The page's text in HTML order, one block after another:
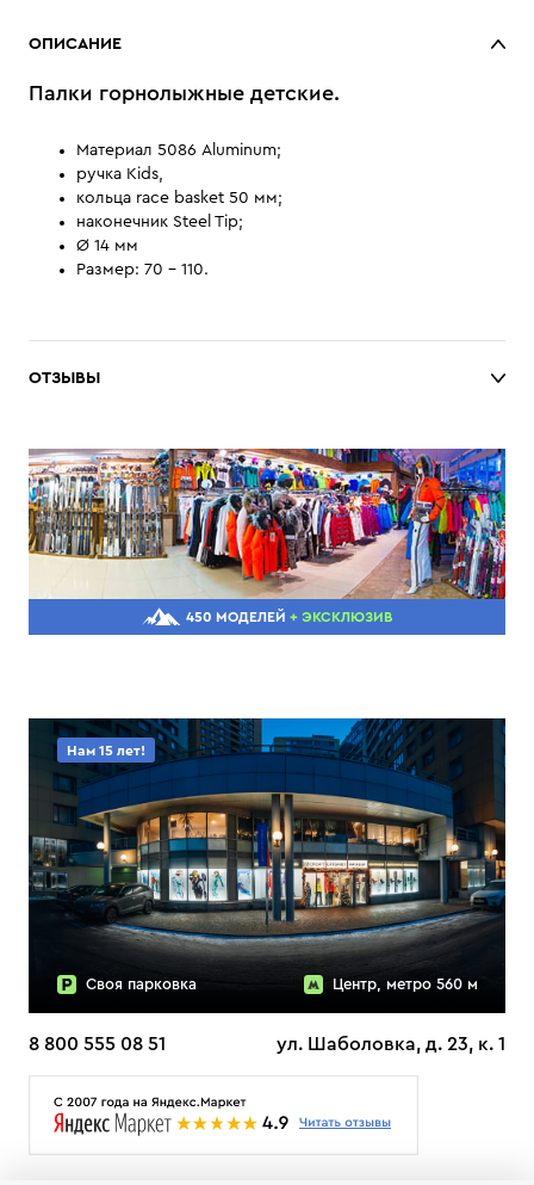
ОПИСАНИЕ
Палки горнолыжные детские.
Материал 5086 Aluminum;
ручка Kids,
кольца race basket 50 мм;
наконечник Steel Tip;
Ø 14 мм
Размер: 70 - 110.
ОТЗЫВЫ
450 МОДЕЛЕЙ + ЭКСКЛЮЗИВ
Нам 15 лет!
Своя парковка Центр, метро 560 м
8 800 555 08 51 ул. Шаболовка, д. 23, к. 1